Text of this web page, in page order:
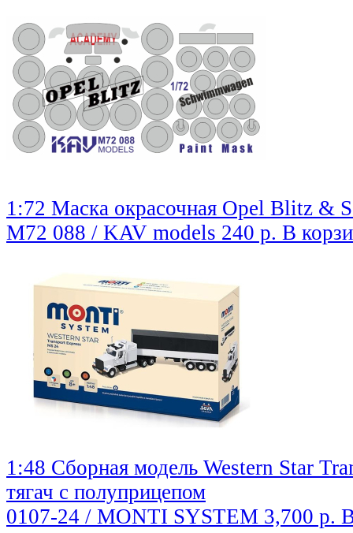
1:72 Маска окрасочная Opel Blitz &
M72 088 / KAV models 240 р. В
1:48 Сборная модель Western Star
тягач с полуприцепом
0107-24 / MONTI SYSTEM 3,700 р.